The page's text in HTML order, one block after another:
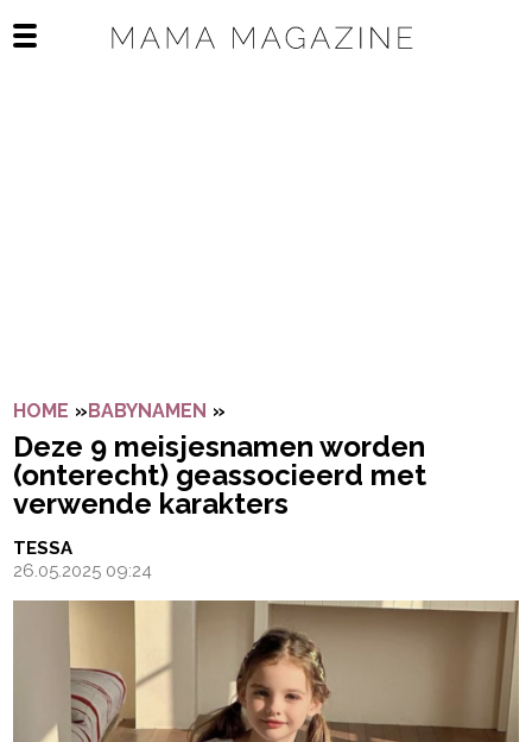
Open het mobiele menu
HOME »BABYNAMEN »
Deze 9 meisjesnamen worden
(onterecht) geassocieerd met
verwende karakters
TESSA
26.05.2025 09:24